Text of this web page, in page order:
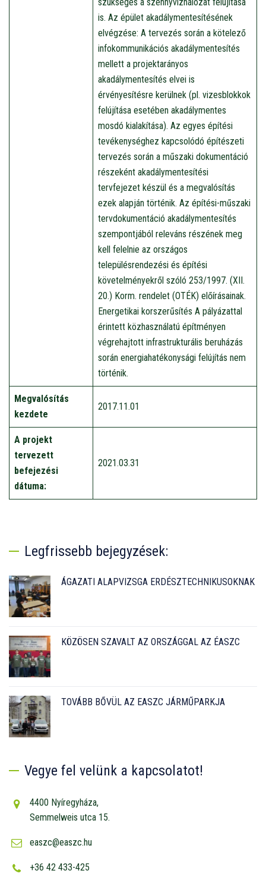
is. Az épület akadálymentesítésének
elvégzése: A tervezés során a kötelező
infokommunikációs akadálymentesítés
mellett a projektarányos
akadálymentesítés elvei is
érvényesítésre kerülnek (pl. vizesblokkok
felújítása esetében akadálymentes
mosdó kialakítása). Az egyes építési
tevékenységhez kapcsolódó építészeti
tervezés során a műszaki dokumentáció
részeként akadálymentesítési
tervfejezet készül és a megvalósítás
ezek alapján történik. Az építési-műszaki
tervdokumentáció akadálymentesítés
szempontjából releváns részének meg
kell felelnie az országos
településrendezési és építési
követelményekről szóló 253/1997. (XII.
20.) Korm. rendelet (OTÉK) előírásainak.
Energetikai korszerűsítés A pályázattal
érintett közhasználatú építményen
végrehajtott infrastrukturális beruházás
során energiahatékonysági felújítás nem
történik.
Megvalósítás
kezdete
2017.11.01
A projekt
tervezett
befejezési
dátuma:
2021.03.31
Legfrissebb bejegyzések:
ÁGAZATI ALAPVIZSGA ERDÉSZTECHNIKUSOKNAK
KÖZÖSEN SZAVALT AZ ORSZÁGGAL AZ ÉASZC
TOVÁBB BŐVÜL AZ EASZC JÁRMŰPARKJA
Vegye fel velünk a kapcsolatot!
4400 Nyíregyháza,
Semmelweis utca 15.
easzc@easzc.hu
+36 42 433-425